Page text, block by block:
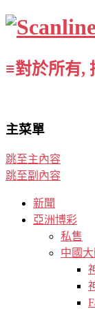
≡對於所有,
主菜單
跳至主內容
跳至副內容
新聞
亞洲博彩
私售
中國